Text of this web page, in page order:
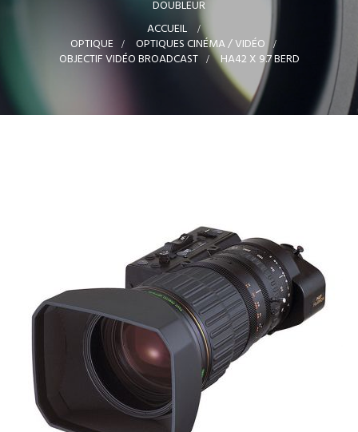
DOUBLEUR
ACCUEIL >
OPTIQUE > OPTIQUES CINÉMA / VIDÉO >
OBJECTIF VIDÉO BROADCAST > HA42 X 9.7 BERD